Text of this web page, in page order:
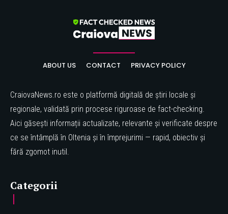
ABOUT US CONTACT PRIVACY POLICY
CraiovaNews.ro este o platformă digitală de știri locale și
regionale, validată prin procese riguroase de fact-checking.
Aici găsești informații actualizate, relevante și verificate despre
ce se întâmplă în Oltenia și în împrejurimi — rapid, obiectiv și
fără zgomot inutil.
Categorii